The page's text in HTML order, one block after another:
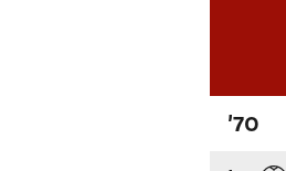
'70